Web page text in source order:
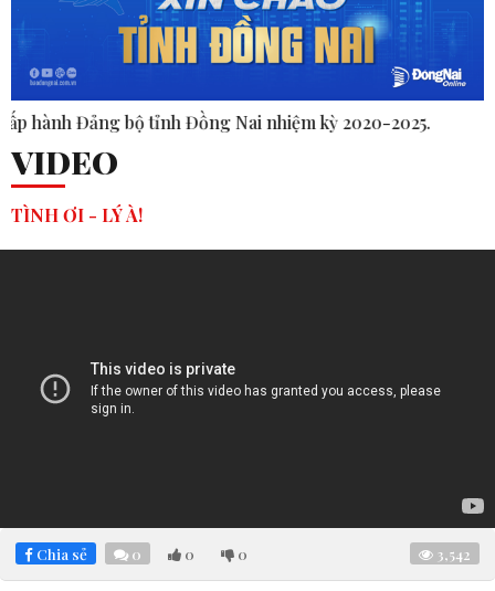
Nai nhiệm kỳ 2020-2025.
VIDEO
TÌNH ƠI - LÝ À!
Chia sẻ 0 0 0 3,542